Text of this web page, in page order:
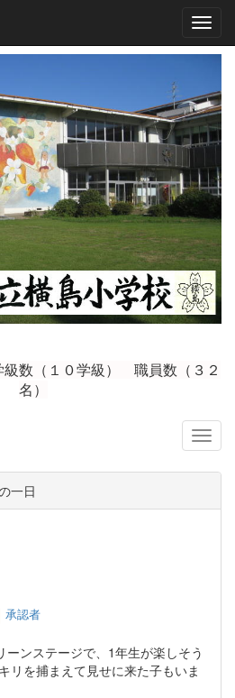
数（１０学級） 職員数（３２
名）
一日
承認者
ンステージで、1年生が楽しそう
リを捕まえて見せに来た子もいま